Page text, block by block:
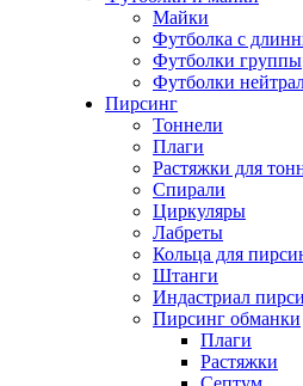
Майки
Футболка с
Футболки группы
Футболки
Пирсинг
Тоннели
Плаги
Растяжки для
Спирали
Циркуляры
Лабреты
Кольца для
Штанги
Индастриал
Пирсинг обманки
Плаги
Растяжки